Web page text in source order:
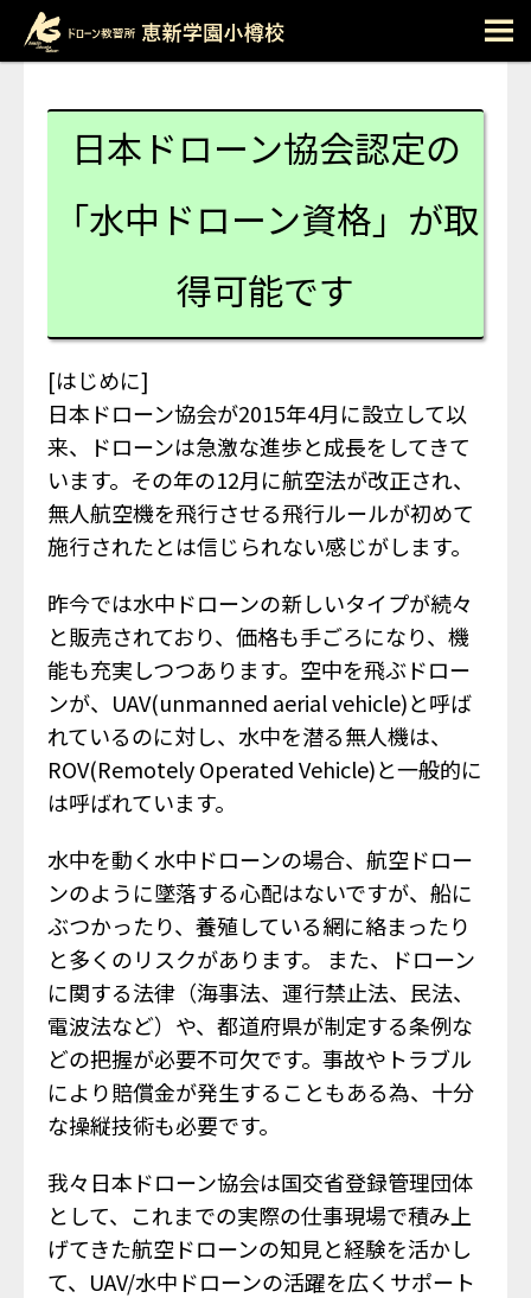
日本ドローン協会認定の
「水中ドローン資格」が取
得可能です
[はじめに]
日本ドローン協会が2015年4月に設立して以
来、ドローンは急激な進歩と成長をしてきて
います。その年の12月に航空法が改正され、
無人航空機を飛行させる飛行ルールが初めて
施行されたとは信じられない感じがします。
昨今では水中ドローンの新しいタイプが続々
と販売されており、価格も手ごろになり、機
能も充実しつつあります。空中を飛ぶドロー
ンが、UAV(unmanned aerial vehicle)と呼ば
れているのに対し、水中を潜る無人機は、
ROV(Remotely Operated Vehicle)と一般的に
は呼ばれています。
水中を動く水中ドローンの場合、航空ドロー
ンのように墜落する心配はないですが、船に
ぶつかったり、養殖している網に絡まったり
と多くのリスクがあります。 また、ドローン
に関する法律（海事法、運行禁止法、民法、
電波法など）や、都道府県が制定する条例な
どの把握が必要不可欠です。事故やトラブル
により賠償金が発生することもある為、十分
な操縦技術も必要です。
我々日本ドローン協会は国交省登録管理団体
として、これまでの実際の仕事現場で積み上
げてきた航空ドローンの知見と経験を活かし
て、UAV/水中ドローンの活躍を広くサポート